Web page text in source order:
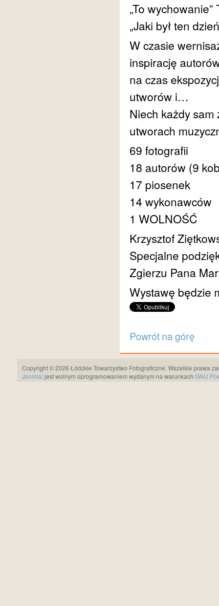
„To wychowanie”
„Jaki był ten
W czasie
inspirację
na czas
utworów i…
Niech każdy
utworach
69 fotografii
18 autorów (9
17 piosenek
14 wykonawców
1 WOLNOŚĆ
Krzysztof
Specjalne
Zgierzu Pana
Wystawę będzie
Powrót na górę
Copyright © 2026 Łódzkie Towarzystwo Fotograficzne. Wszelkie prawa
Joomla! jest wolnym oprogramowaniem wydanym na warunkach GNU